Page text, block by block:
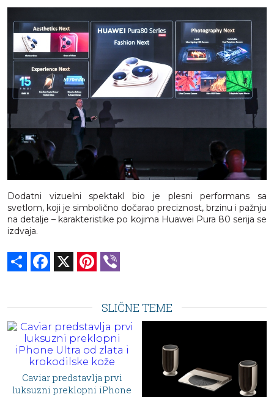
Dodatni vizuelni spektakl bio je plesni performans sa
svetlom, koji je simbolično dočarao preciznost, brzinu i pažnju
na detalje – karakteristike po kojima Huawei Pura 80 serija se
izdvaja.
Share Facebook Pinterest
SLIČNE TEME